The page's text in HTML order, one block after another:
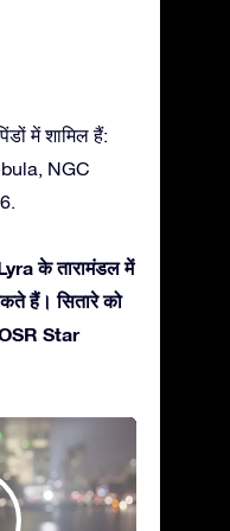
में शामिल हैं:
NGC
के तारामंडल में
हैं। सितारे को
Star